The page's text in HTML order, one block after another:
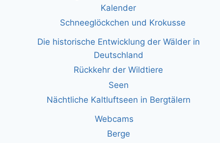
Kalender
Schneeglöckchen und Krokusse
Die historische Entwicklung der Wälder in
Deutschland
Rückkehr der Wildtiere
Seen
Nächtliche Kaltluftseen in Bergtälern
Webcams
Berge